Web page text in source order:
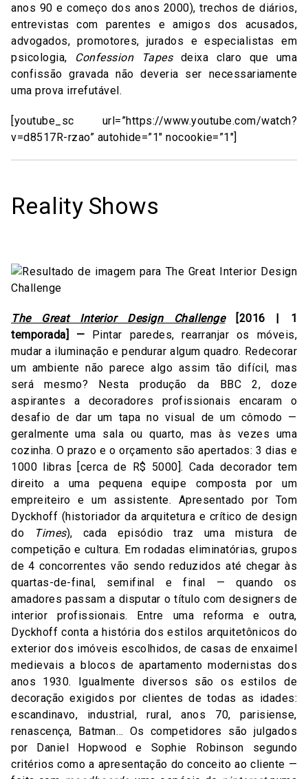
anos 90 e começo dos anos 2000), trechos de diários,
entrevistas com parentes e amigos dos acusados,
advogados, promotores, jurados e especialistas em
psicologia,
Confession Tapesdeixa claro que uma
confissão gravada não deveria ser necessariamente
uma prova irrefutável.
[youtube_sc url=”https://www.youtube.com/watch?
v=d8517R-rzao” autohide=”1″ nocookie=”1″]
Reality Shows
The Great Interior Design Challenge[2016 | 1
temporada] — Pintar paredes, rearranjar os móveis,
mudar a iluminação e pendurar algum quadro. Redecorar
um ambiente não parece algo assim tão difícil, mas
será mesmo? Nesta produção da BBC 2, doze
aspirantes a decoradores profissionais encaram o
desafio de dar um tapa no visual de um cômodo —
geralmente uma sala ou quarto, mas às vezes uma
cozinha. O prazo e o orçamento são apertados: 3 dias e
1000 libras [cerca de R$ 5000]. Cada decorador tem
direito a uma pequena equipe composta por um
empreiteiro e um assistente. Apresentado por Tom
Dyckhoff (historiador da arquitetura e crítico de design
do
Times), cada episódio traz uma mistura de
competição e cultura. Em rodadas eliminatórias, grupos
de 4 concorrentes vão sendo reduzidos até chegar às
quartas-de-final, semifinal e final — quando os
amadores passam a disputar o título com designers de
interior profissionais. Entre uma reforma e outra,
Dyckhoff conta a história dos estilos arquitetônicos do
exterior dos imóveis escolhidos, de casas de enxaimel
medievais a blocos de apartamento modernistas dos
anos 1930. Igualmente diversos são os estilos de
decoração exigidos por clientes de todas as idades:
escandinavo, industrial, rural, anos 70, parisiense,
renascença, Batman… Os competidores são julgados
por Daniel Hopwood e Sophie Robinson segundo
critérios como a apresentação do conceito ao cliente —